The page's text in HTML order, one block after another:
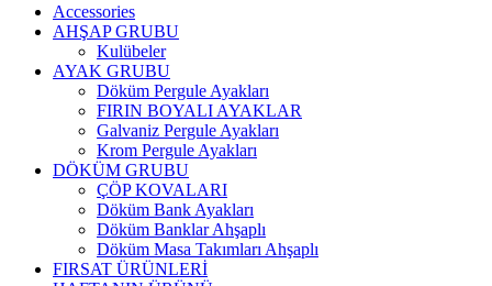
Accessories
AHŞAP GRUBU
Kulübeler
AYAK GRUBU
Döküm Pergule Ayakları
FIRIN BOYALI AYAKLAR
Galvaniz Pergule Ayakları
Krom Pergule Ayakları
DÖKÜM GRUBU
ÇÖP KOVALARI
Döküm Bank Ayakları
Döküm Banklar Ahşaplı
Döküm Masa Takımları Ahşaplı
FIRSAT ÜRÜNLERİ